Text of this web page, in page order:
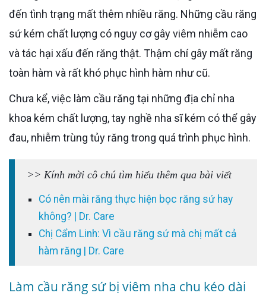
đến tình trạng mất thêm nhiều răng. Những cầu răng
sứ kém chất lượng có nguy cơ gây viêm nhiễm cao
và tác hại xấu đến răng thật. Thậm chí gây mất răng
toàn hàm và rất khó phục hình hàm như cũ.
Chưa kể, việc làm cầu răng tại những địa chỉ nha
khoa kém chất lượng, tay nghề nha sĩ kém có thể gây
đau, nhiễm trùng tủy răng trong quá trình phục hình.
>> Kính mời cô chú tìm hiểu thêm qua bài viết
Có nên mài răng thực hiện bọc răng sứ hay
không? | Dr. Care
Chị Cẩm Linh: Vì cầu răng sứ mà chị mất cả
hàm răng | Dr. Care
Làm cầu răng sứ bị viêm nha chu kéo dài